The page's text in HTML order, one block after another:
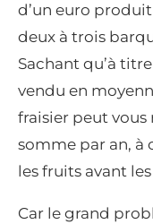
d’un euro
deux à trois
Sachant qu’à
vendu en
fraisier peut
somme par an,
les fruits avant
Car le grand